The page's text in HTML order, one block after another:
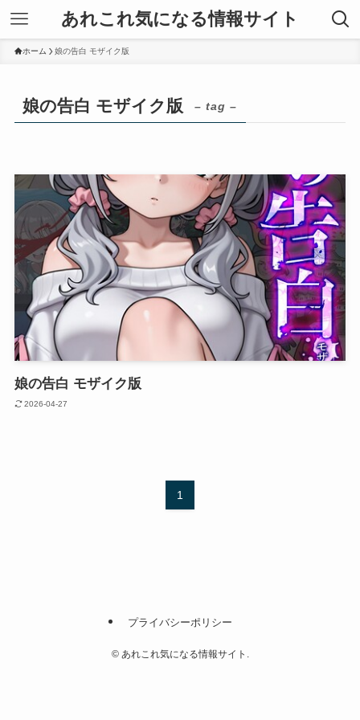
あれこれ気になる情報サイト
ホーム 娘の告白 モザイク版
娘の告白 モザイク版 – tag –
娘の告白 モザイク版
2026-04-27
1
プライバシーポリシー
©あれこれ気になる情報サイト.